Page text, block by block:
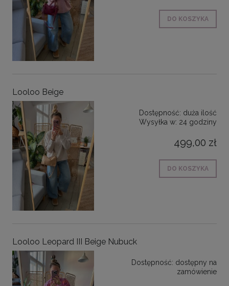
DO KOSZYKA
Looloo Beige
Dostępność: duża ilość
Wysyłka w: 24 godziny
499,00 zł
DO KOSZYKA
Looloo Leopard III Beige Nubuck
Dostępność: dostępny na
zamówienie